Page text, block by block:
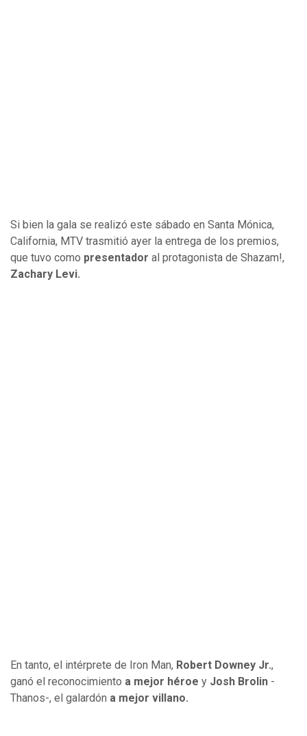
Si bien la gala se realizó este sábado en Santa Mónica,
California, MTV trasmitió ayer la entrega de los premios,
que tuvo como presentador al protagonista de Shazam!,
Zachary Levi.
En tanto, el intérprete de Iron Man, Robert Downey Jr.,
ganó el reconocimiento a mejor héroe y Josh Brolin -
Thanos-, el galardón a mejor villano.